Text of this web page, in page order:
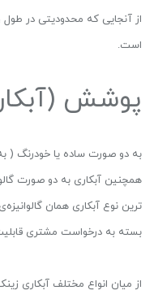
است.
پوشش
به دو صورت ساده یا خودرنگ (
همچنین آبکاری به دو صورت
بسته به درخواست مشتری
از میان انواع مختلف آبکاری